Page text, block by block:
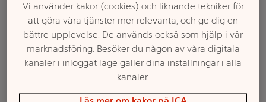
Välj butik och handla
Sortimentet kan variera mellan butikerna
Vi använder kakor (cookies) och liknande tekniker för
att göra våra tjänster mer relevanta, och ge dig en
bättre upplevelse. De används också som hjälp i vår
marknadsföring. Besöker du någon av våra digitala
kanaler i inloggat läge gäller dina inställningar i alla
kanaler.